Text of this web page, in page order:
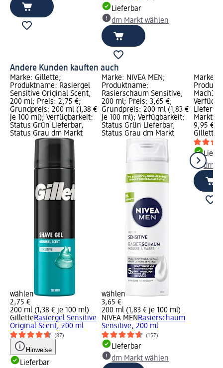
Lieferbar
dm Markt wählen
Andere Kunden kauften auch
Marke: Gillette;
Produktname: Rasiergel
Sensitive Original Scent,
200 ml; Preis: 2,75 €;
Grundpreis: 200 ml (1,38 €
je 100 ml); Verfügbarkeit:
Status Grün Lieferbar,
Status Grau dm Markt
wählen
2,75 €
200 ml (1,38 € je 100 ml)
GilletteRasiergel Sensitive
Original Scent, 200 ml
(87)
Hinweise
Lieferbar
Marke: NIVEA MEN;
Produktname:
Rasierschaum Sensitive,
200 ml; Preis: 3,65 €;
Grundpreis: 200 ml (1,83 €
je 100 ml); Verfügbarkeit:
Status Grün Lieferbar,
Status Grau dm Markt
wählen
3,65 €
200 ml (1,83 € je 100 ml)
NIVEA MENRasierschaum
Sensitive, 200 ml
(157)
Lieferbar
dm Markt wählen
Marke:
Mach3,
Markt
9,95 €
Gillette
dm